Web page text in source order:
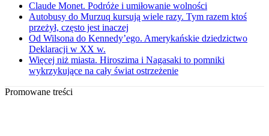
Claude Monet. Podróże i umiłowanie wolności
Autobusy do Murzuq kursują wiele razy. Tym razem ktoś
przeżył, często jest inaczej
Od Wilsona do Kennedy’ego. Amerykańskie dziedzictwo
Deklaracji w XX w.
Więcej niż miasta. Hiroszima i Nagasaki to pomniki
wykrzykujące na cały świat ostrzeżenie
Promowane treści